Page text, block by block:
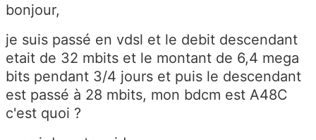
bonjour,
je suis passé en vdsl et le debit descendant
etait de 32 mbits et le montant de 6,4 mega
bits pendant 3/4 jours et puis le descendant
est passé à 28 mbits, mon bdcm est A48C
c'est quoi ?